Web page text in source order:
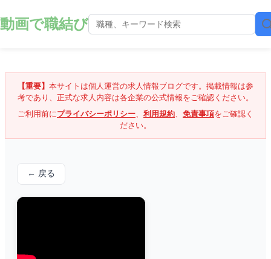
動画で職結び
【重要】 本サイトは個人運営の求人情報ブログです。掲載情報は参
考であり、正式な求人内容は各企業の公式情報をご確認ください。
ご利用前にプライバシーポリシー、 利用規約、 免責事項をご確認く
ださい。
← 戻る